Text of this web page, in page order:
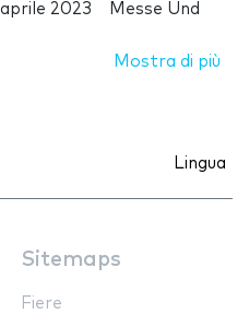
aprile 2023
Messe Und
Mostra di più
Lingua
Sitemaps
Fiere